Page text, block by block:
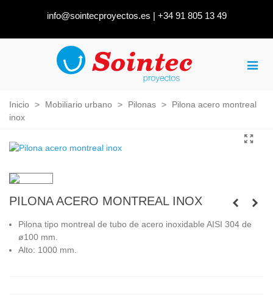
info@sointecproyectos.es | +34 91 805 13 49
Inicio > Mobiliario urbano > Pilonas >
Pilona acero montreal
inox
PILONA ACERO MONTREAL INOX
Pilona tipo montreal de tubo de acero inoxidable AISI 304 de
ø100 mm.
Alto: 1000 mm.